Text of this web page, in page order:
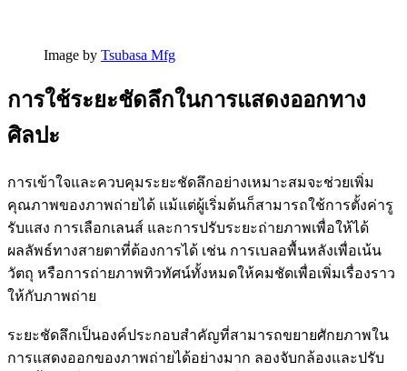
Image by Tsubasa Mfg
การใช้ระยะชัดลึกในการแสดงออกทาง
ศิลปะ
การเข้าใจและควบคุมระยะชัดลึกอย่างเหมาะสมจะช่วยเพิ่ม
คุณภาพของภาพถ่ายได้ แม้แต่ผู้เริ่มต้นก็สามารถใช้การตั้งค่ารู
รับแสง การเลือกเลนส์ และการปรับระยะถ่ายภาพเพื่อให้ได้
ผลลัพธ์ทางสายตาที่ต้องการได้ เช่น การเบลอพื้นหลังเพื่อเน้น
วัตถุ หรือการถ่ายภาพทิวทัศน์ทั้งหมดให้คมชัดเพื่อเพิ่มเรื่องราว
ให้กับภาพถ่าย
ระยะชัดลึกเป็นองค์ประกอบสำคัญที่สามารถขยายศักยภาพใน
การแสดงออกของภาพถ่ายได้อย่างมาก ลองจับกล้องและปรับ